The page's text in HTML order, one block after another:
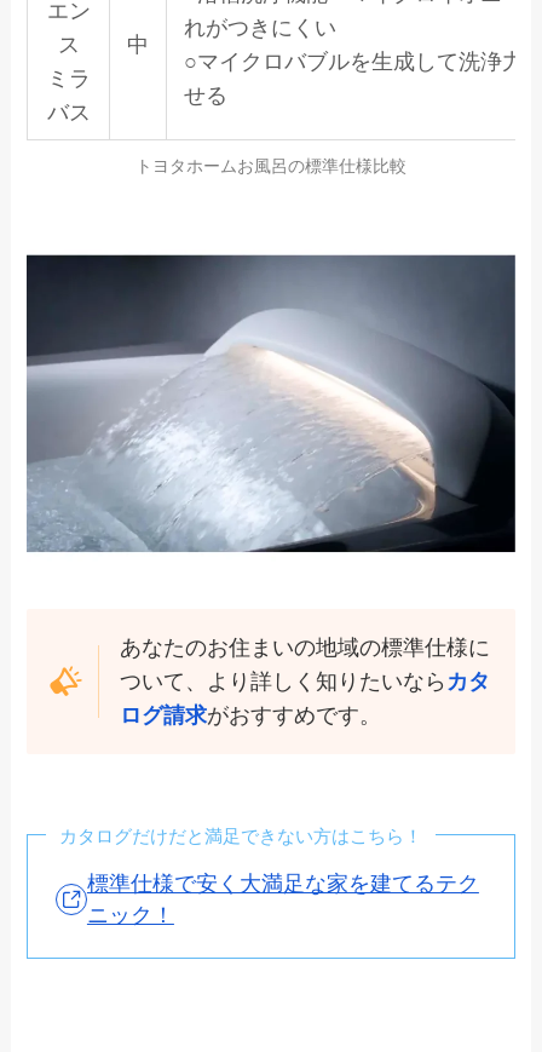
エン
ス
ミラ
バス
中
れがつきにくい
○マイクロバブルを生成して洗浄力
せる
トヨタホームお風呂の標準仕様比較
あなたのお住まいの地域の標準仕様に
ついて、より詳しく知りたいなら カタ
ログ請求がおすすめです。
カタログだけだと満足できない方はこちら！
標準仕様で安く大満足な家を建てるテク
ニック！